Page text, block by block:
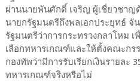
ผ่านนายพันศักดิ์ เจริญ ผู้เชี่ยวชา
นายกรัฐมนตรีถึงพลเอกประยุทธ์ จั
รัฐมนตรีว่าการกระทรวงกลาโหม
เลือกทหารเกณฑ์และให้ตั้งคณะกร
กองทัพว่ามีการรับเรียกเงินรายละ
ทหารเกณฑ์จริงหรือไม่